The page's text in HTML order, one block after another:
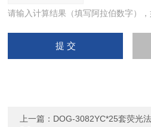
请输入计算结果（填写阿拉伯数字）
上一篇： DOG-3082YC*25套荧光